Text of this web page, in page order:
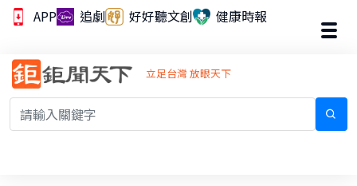
APP 追劇 好好聽文創 健康時報
立足台灣 放眼天下